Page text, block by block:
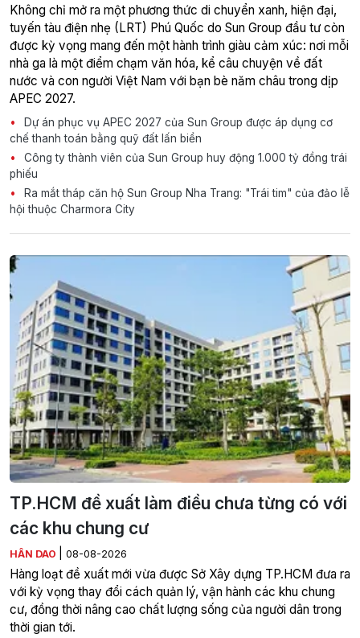
Không chỉ mở ra một phương thức di chuyển xanh, hiện đại,
tuyến tàu điện nhẹ (LRT) Phú Quốc do Sun Group đầu tư còn
được kỳ vọng mang đến một hành trình giàu cảm xúc: nơi mỗi
nhà ga là một điểm chạm văn hóa, kể câu chuyện về đất
nước và con người Việt Nam với bạn bè năm châu trong dịp
APEC 2027.
Dự án phục vụ APEC 2027 của Sun Group được áp dụng cơ
chế thanh toán bằng quỹ đất lấn biển
Công ty thành viên của Sun Group huy động 1.000 tỷ đồng trái
phiếu
Ra mắt tháp căn hộ Sun Group Nha Trang: "Trái tim" của đảo lễ
hội thuộc Charmora City
TP.HCM đề xuất làm điều chưa từng có với
các khu chung cư
HÂN DAO 08-08-2026
Hàng loạt đề xuất mới vừa được Sở Xây dựng TP.HCM đưa ra
với kỳ vọng thay đổi cách quản lý, vận hành các khu chung
cư, đồng thời nâng cao chất lượng sống của người dân trong
thời gian tới.